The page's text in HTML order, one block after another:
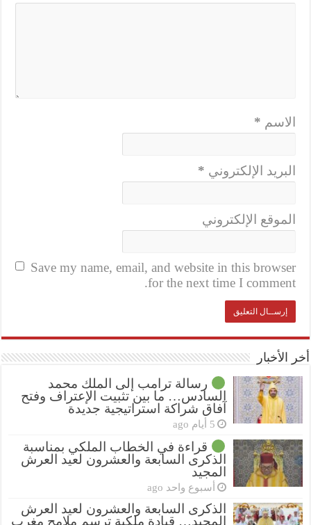
الاسم *
البريد الإلكتروني *
الموقع الإلكتروني
Save my name, email, and website in this browser
for the next time I comment.
أخر الأخبار
رسالة ترامب إلى الملك محمد
السادس… ما بين تثبيت الإعتراف وفتح
آفاق شراكة استراتيجية جديدة
5 أيام ago
قراءة في الخطاب الملكي بمناسبة
الذكرى السابعة والعشرون لعيد العرش
المجيد
أسبوع واحد ago
الذكرى السابعة والعشرون لعيد العرش
المجيد… قيادة ملكية ترسم ملامح مغرب